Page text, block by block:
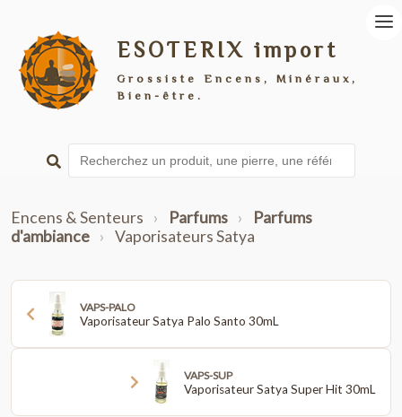
ESOTERIX import
Grossiste Encens, Minéraux,
Bien-être.
Encens & Senteurs › Parfums ›
Parfums
d'ambiance › Vaporisateurs Satya
VAPS-PALO
Vaporisateur Satya Palo Santo 30mL
VAPS-SUP
Vaporisateur Satya Super Hit 30mL